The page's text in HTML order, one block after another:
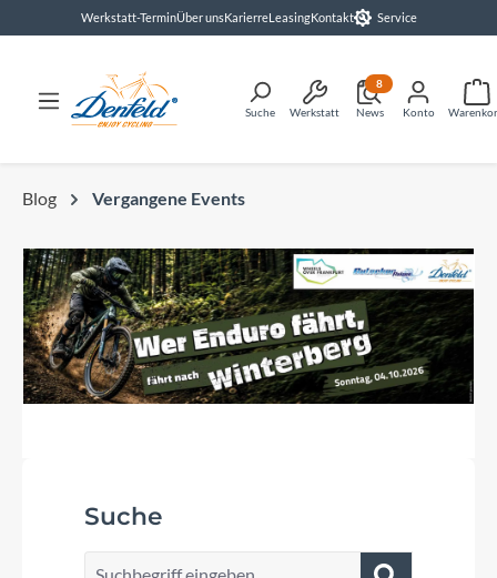
springenWerkstatt-TerminÜber unsKarierreLeasingKontakt Service
Suche Werkstatt News
8
Konto
Blog Vergangene Events
Suche